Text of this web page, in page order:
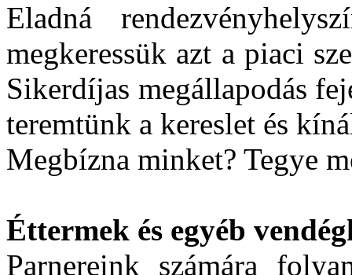
Eladná
megkeressük azt a piaci
Sikerdíjas megállapodás
teremtünk a kereslet és
Megbízna minket? Tegye
Éttermek és egyéb
Parnereink számára